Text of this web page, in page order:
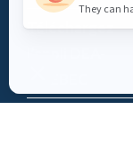
Téléchargez